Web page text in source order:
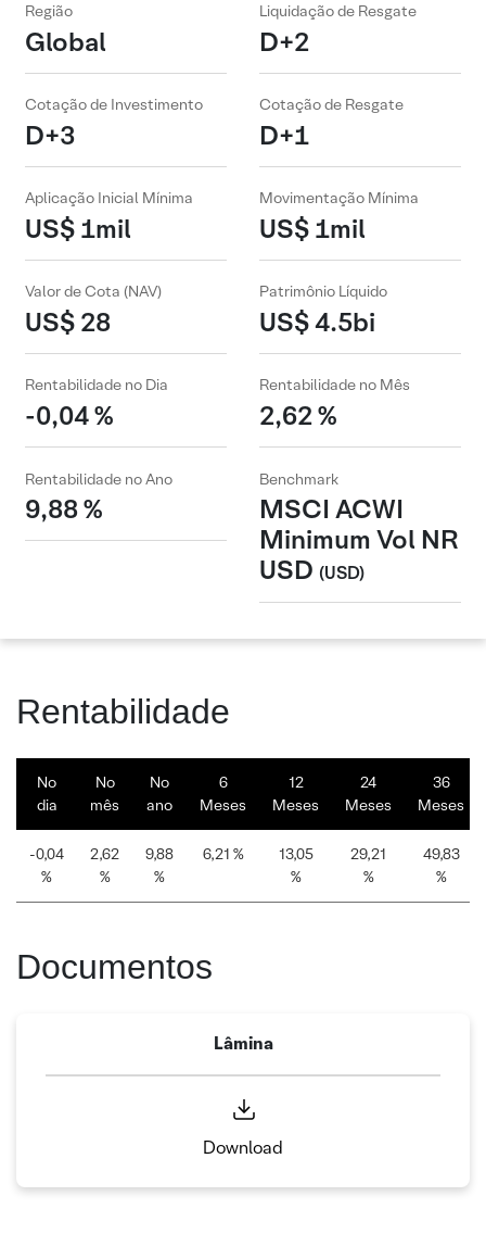
Região
Global
Liquidação de Resgate
D+2
Cotação de Investimento
D+3
Cotação de Resgate
D+1
Aplicação Inicial Mínima
US$ 1mil
Movimentação Mínima
US$ 1mil
Valor de Cota (NAV)
US$ 28
Patrimônio Líquido
US$ 4.5bi
Rentabilidade no Dia
-0,04 %
Rentabilidade no Mês
2,62 %
Rentabilidade no Ano
9,88 %
Benchmark
MSCI ACWI
Minimum Vol NR
USD (USD)
Rentabilidade
No
dia
No
mês
No
ano
6
Meses
12
Meses
24
Meses
36
Meses
-0,04
%
2,62
%
9,88
%
6,21 %
13,05
%
29,21
%
49,83
%
Documentos
Lâmina
Download